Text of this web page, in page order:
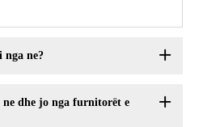
nga ne?
dhe jo nga furnitorët e